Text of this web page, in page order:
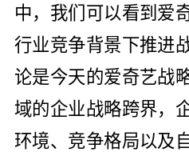
中，我们可以看到爱
行业竞争背景下推进
论是今天的爱奇艺战
域的企业战略跨界，
环境、竞争格局以及